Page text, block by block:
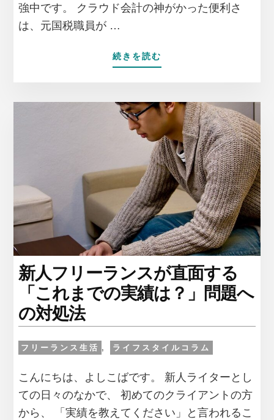
強中です。 クラウド会計の神がかった便利さ
は、元国税職員が …
続きを読む
自
い
な
が
ら、
プ
ロ
講
師
か
ら
爆
安
で
教
わ
方
が
っ
た
新人フリーランスが直面する
「これまでの実績は？」問題へ
の対処法
フリーランス生活 , ライフスタイルコラム
こんにちは、よしこばです。 新人ライターとし
ての日々のなかで、 初めてのクライアントの方
から、 「実績を教えてください」と言われるこ